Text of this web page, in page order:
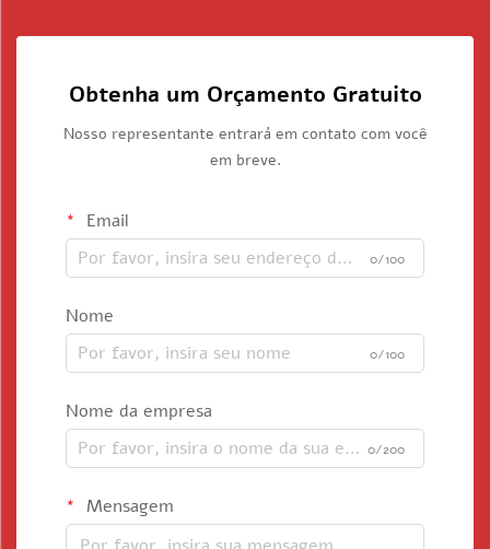
Obtenha um Orçamento Gratuito
Nosso representante entrará em contato com você
em breve.
Email
0/100
Nome
0/100
Nome da empresa
0/200
Mensagem